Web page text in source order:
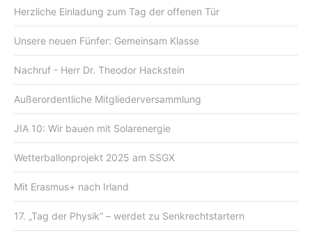
Herzliche Einladung zum Tag der offenen Tür
Unsere neuen Fünfer: Gemeinsam Klasse
Nachruf - Herr Dr. Theodor Hackstein
Außerordentliche Mitgliederversammlung
JIA 10: Wir bauen mit Solarenergie
Wetterballonprojekt 2025 am SSGX
Mit Erasmus+ nach Irland
17. „Tag der Physik“ – werdet zu Senkrechtstartern